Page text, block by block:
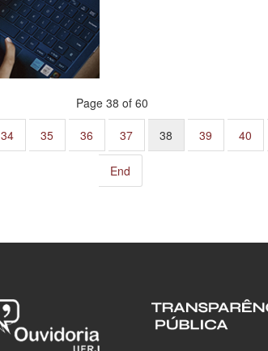
Page 38 of 60
34 35 36 37 38 39 40
End